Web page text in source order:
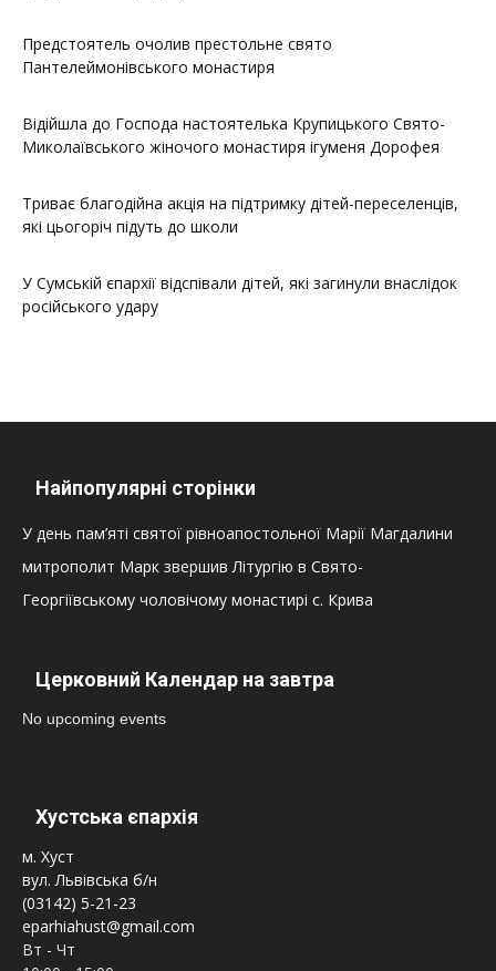
Предстоятель очолив престольне свято
Пантелеймонівського монастиря
Відійшла до Господа настоятелька Крупицького Свято-
Миколаївського жіночого монастиря ігуменя Дорофея
Триває благодійна акція на підтримку дітей-переселенців,
які цьогоріч підуть до школи
У Сумській єпархії відспівали дітей, які загинули внаслідок
російського удару
Найпопулярні сторінки
У день пам’яті святої рівноапостольної Марії Магдалини
митрополит Марк звершив Літургію в Свято-
Георгіївському чоловічому монастирі с. Крива
Церковний Календар на завтра
No upcoming events
Хустська єпархія
м. Хуст
вул. Львівська б/н
(03142) 5-21-23
eparhiahust@gmail.com
Вт - Чт